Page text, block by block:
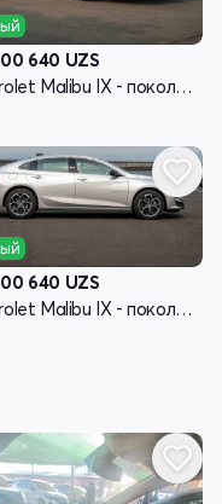
640 UZS
Chevrolet Malibu IX - поколение рестайлинг
640 UZS
Chevrolet Malibu IX - поколение рестайлинг